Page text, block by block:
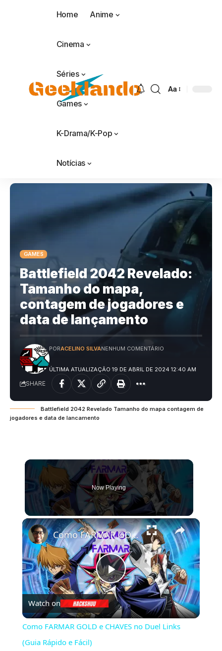
Home Anime
Cinema
Séries
Games
K-Drama/K-Pop
Notícias
Aa
GAMES
Battlefield 2042 Revelado:
Tamanho do mapa,
contagem de jogadores e
data de lançamento
ÚLTIMA ATUALIZAÇÃO 19 DE ABRIL DE 2024 12:40 AM
PORACELINO SILVANENHUM COMENTÁRIO
SHARE
Battlefield 2042 Revelado Tamanho do mapa contagem de
jogadores e data de lancamento
Now Playing
×
Play
Video
Como FARMAR GOLD e CHAVES no Duel Links (Guia Rápido e Fácil)
Watch on
Como FARMAR GOLD e CHAVES no Duel Links
(Guia Rápido e Fácil)